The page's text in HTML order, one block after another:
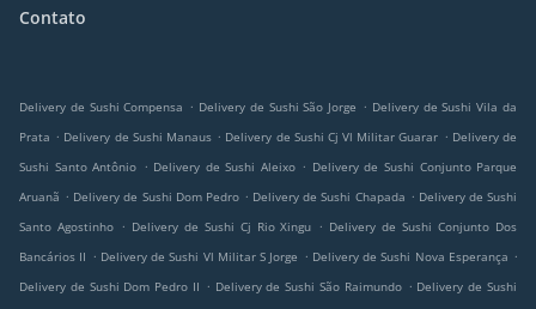
Contato
Delivery de Sushi Compensa . Delivery de Sushi São Jorge . Delivery de Sushi Vila da
Prata . Delivery de Sushi Manaus . Delivery de Sushi Cj Vl Militar Guarar . Delivery de
Sushi Santo Antônio . Delivery de Sushi Aleixo . Delivery de Sushi Conjunto Parque
Aruanã . Delivery de Sushi Dom Pedro . Delivery de Sushi Chapada . Delivery de Sushi
Santo Agostinho . Delivery de Sushi Cj Rio Xingu . Delivery de Sushi Conjunto Dos
Bancários II . Delivery de Sushi Vl Militar S Jorge . Delivery de Sushi Nova Esperança .
Delivery de Sushi Dom Pedro II . Delivery de Sushi São Raimundo . Delivery de Sushi